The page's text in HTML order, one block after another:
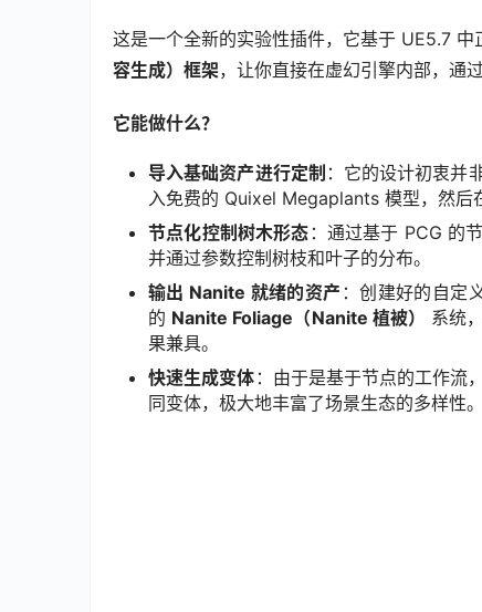
这是一个全新的实验性插件，它基于 UE5.7 中
容生成）框架，让你直接在虚幻引擎内部，通
它能做什么？
导入基础资产进行定制 ：它的设计初衷并
入免费的 Quixel Megaplants 模型，然后
节点化控制树木形态 ：通过基于 PCG 的
并通过参数控制树枝和叶子的分布。
输出 Nanite 就绪的资产 ：创建好的自定
的 Nanite Foliage（Nanite 植被）
系统
果兼具。
快速生成变体 ：由于是基于节点的工作流
同变体，极大地丰富了场景生态的多样性。